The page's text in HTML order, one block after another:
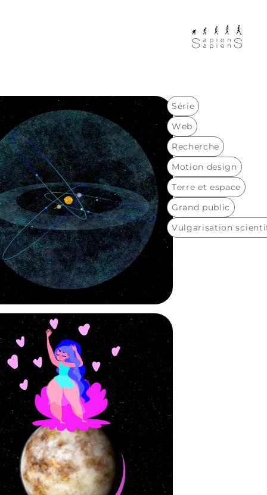
Série
Web
Recherche
Motion design
Terre et espace
Grand public
Vulgarisation